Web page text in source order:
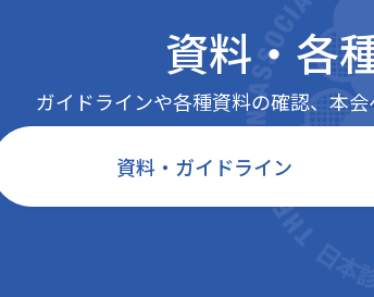
資料・各
ガイドラインや各種資料の確認、本
資料・ガイドライン